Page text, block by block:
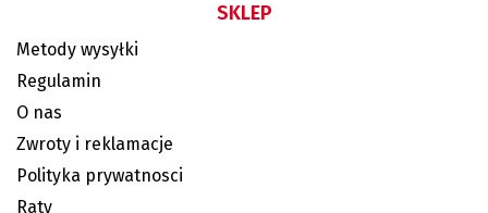
SKLEP
Metody wysyłki
Regulamin
O nas
Zwroty i reklamacje
Polityka prywatnosci
Raty